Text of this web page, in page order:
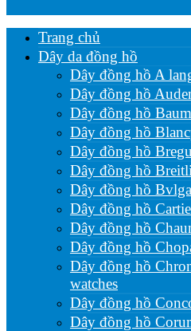
Trang chủ
Dây da đồng hồ
Dây đồng hồ A
Dây đồng hồ
Dây đồng hồ
Dây đồng hồ
Dây đồng hồ
Dây đồng hồ
Dây đồng hồ
Dây đồng hồ
Dây đồng hồ
Dây đồng hồ
Dây đồng hồ
watches
Dây đồng hồ
Dây đồng hồ